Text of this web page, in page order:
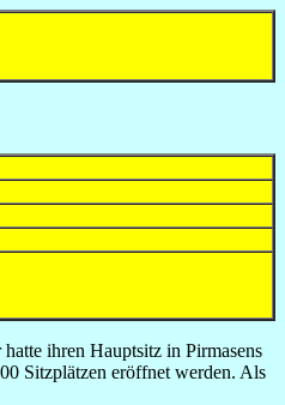
ihren Hauptsitz in Pirmasens
Sitzplätzen eröffnet werden. Als